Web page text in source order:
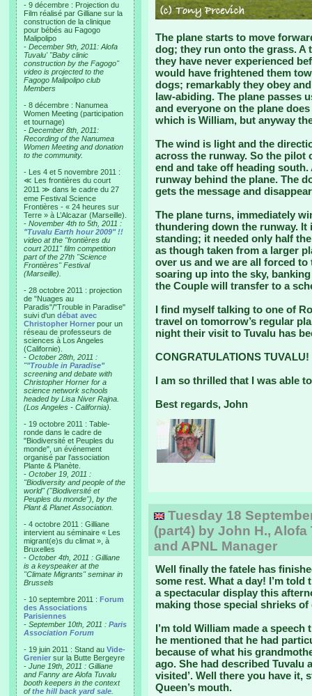
- 9 décembre : Projection du
Film réalisé par Gilliane sur la
construction de la clinique
pour bébés au Fagogo
Malipolipo
- December 9th, 2011: Alofa
Tuvalu' "Baby clinic
construction by the Fagogo"
video is projected to the
Fagogo Malipolipo club
Members
- 8 décembre : Nanumea
Women Meeting (participation
et tournage)
- December 8th, 2011:
Recording of the Nanumea
Women Meeting and donation
to the community.
- Les 4 et 5 novembre 2011 :
≪ Les frontières du court
2011 ≫ dans le cadre du 27
eme Festival Science
Frontières - « 24 heures sur
Terre » à L’Alcazar (Marseille).
- November 4th to 5th, 2011 :
"Tuvalu Earth hour 2009" !!
video at the "frontières du
court 2011" film competition
part of the 27th "Science
Frontières" Festival
(Marseille).
- 28 octobre 2011 : projection
de "Nuages au
Paradis"/"Trouble in Paradise"
suivi d'un débat avec
Christopher Horner pour un
réseau de professeurs de
sciences à Los Angeles
(Californie).
- October 28th, 2011 :
""Trouble in Paradise"
screening and debate with
Christopher Horner for a
science network schools
headed by Lisa Niver Rajna.
(Los Angeles - California).
- 19 octobre 2011 : Table-
ronde dans le cadre de
"Biodiversité et Peuples du
monde", un événement
organisé par l'association
Plante & Planète.
- October 19, 2011 :
"Biodiversity and people of the
world" ("Biodiversité et
Peuples du monde"), by the
Plant & Planet Association.
- 4 octobre 2011 : Gilliane
intervient au séminaire « Les
migrant(e)s du climat », à
Bruxelles
- October 4th, 2011 : Gilliane
is a keyspeaker at the
"Climate Migrants" seminar in
Brussels
- 10 septembre 2011 : Forum
des Associations
Parisiennes
- September 10th, 2011 : Paris
Association Forum
- 19 juin 2011 : Stand au Vide-
Grenier sur la Butte Bergeyre
- June 19th, 2011 : Gilliane
and Fanny are Alofa Tuvalu
booth keepers in the context
ofthe hill back yard sale
The plane starts to move
dog; they run onto the grass. A
they have never experienced
would have frightened them
dogs; remarkably they obey
law-abiding. The plane passes
and everyone on the plane
which is William, but anyway
The wind is light and the
across the runway. So the pilot
end and take off heading
runway behind the plane. The
gets the message and
The plane turns, immediately
thundering down the runway. It
standing; it needed only half
as though taken from a larger
over us and we are all forced
soaring up into the sky,
the Couple will transfer to a
I find myself talking to one of
travel on tomorrow’s regular
night their visit to Tuvalu has
CONGRATULATIONS TUVALU!
I am so thrilled that I was able
Best regards, John
Tuesday 18
(part4) by John H.,
and APNL Manager
Well finally the fatele has
some rest. What a day! I’m
a spectacular display this
making those special shrieks
I’m told William made a
he mentioned that he had
because of what his
ago. She had described Tuvalu
visited’. Well there you have it,
Queen’s mouth.